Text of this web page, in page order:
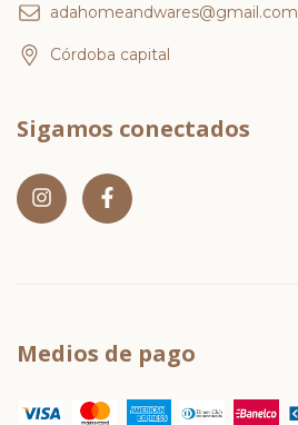
adahomeandwares@gmail.com
Córdoba capital
Sigamos conectados
Medios de pago